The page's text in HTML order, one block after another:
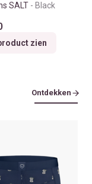
SALT
Black
zien
Ontdekken